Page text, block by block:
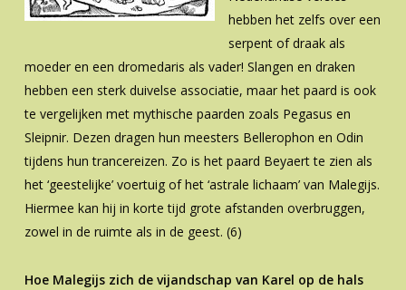
hebben het zelfs over een
serpent of draak als
moeder en een dromedaris als vader! Slangen en draken
hebben een sterk duivelse associatie, maar het paard is ook
te vergelijken met mythische paarden zoals Pegasus en
Sleipnir. Dezen dragen hun meesters Bellerophon en Odin
tijdens hun trancereizen. Zo is het paard Beyaert te zien als
het ‘geestelijke’ voertuig of het ‘astrale lichaam’ van Malegijs.
Hiermee kan hij in korte tijd grote afstanden overbruggen,
zowel in de ruimte als in de geest. (6)
Hoe Malegijs zich de vijandschap van Karel op de hals